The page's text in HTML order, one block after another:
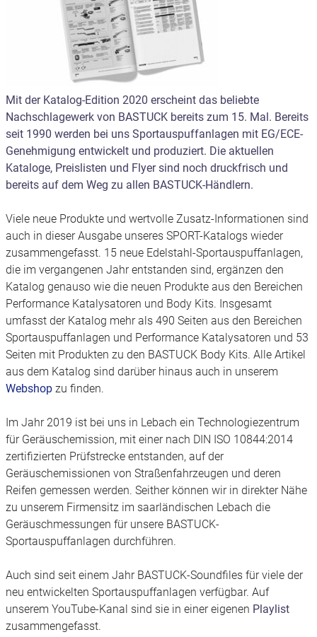
Mit der Katalog-Edition 2020 erscheint das beliebte
Nachschlagewerk von BASTUCK bereits zum 15. Mal. Bereits
seit 1990 werden bei uns Sportauspuffanlagen mit EG/ECE-
Genehmigung entwickelt und produziert. Die aktuellen
Kataloge, Preislisten und Flyer sind noch druckfrisch und
bereits auf dem Weg zu allen BASTUCK-Händlern.
Viele neue Produkte und wertvolle Zusatz-Informationen sind
auch in dieser Ausgabe unseres SPORT-Katalogs wieder
zusammengefasst. 15 neue Edelstahl-Sportauspuffanlagen,
die im vergangenen Jahr entstanden sind, ergänzen den
Katalog genauso wie die neuen Produkte aus den Bereichen
Performance Katalysatoren und Body Kits. Insgesamt
umfasst der Katalog mehr als 490 Seiten aus den Bereichen
Sportauspuffanlagen und Performance Katalysatoren und 53
Seiten mit Produkten zu den BASTUCK Body Kits. Alle Artikel
aus dem Katalog sind darüber hinaus auch in unserem
Webshop zu finden.
Im Jahr 2019 ist bei uns in Lebach ein Technologiezentrum
für Geräuschemission, mit einer nach DIN ISO 10844:2014
zertifizierten Prüfstrecke entstanden, auf der
Geräuschemissionen von Straßenfahrzeugen und deren
Reifen gemessen werden. Seither können wir in direkter Nähe
zu unserem Firmensitz im saarländischen Lebach die
Geräuschmessungen für unsere BASTUCK-
Sportauspuffanlagen durchführen.
Auch sind seit einem Jahr BASTUCK-Soundfiles für viele der
neu entwickelten Sportauspuffanlagen verfügbar. Auf
unserem YouTube-Kanal sind sie in einer eigenen Playlist
zusammengefasst.